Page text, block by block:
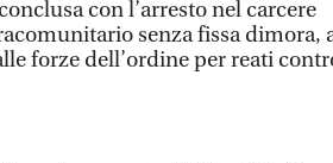
con l’arresto nel carcere
senza fissa dimora,
forze dell’ordine per reati